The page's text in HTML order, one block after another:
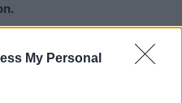
My Personal
a sorozat egyik
veszi át, aki tavaly már